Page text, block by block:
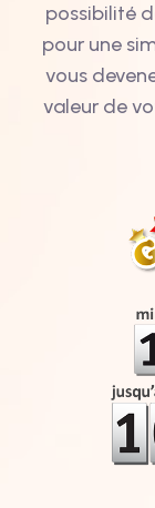
possibilité
pour une
vous
valeur de